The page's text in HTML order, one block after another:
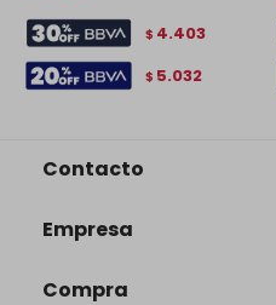
$ 4.403
$ 5.032
Contacto
Empresa
Compra